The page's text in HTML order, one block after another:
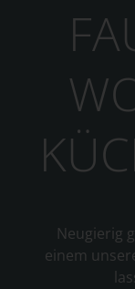
Neugierig
einem